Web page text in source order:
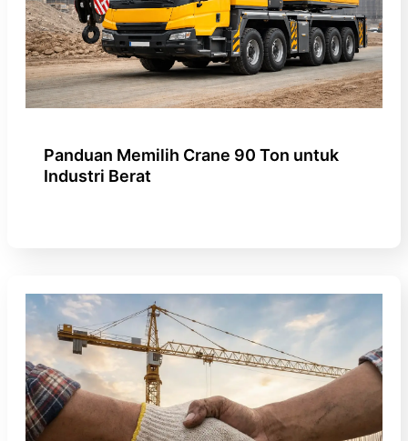
Panduan Memilih Crane 90 Ton untuk
Industri Berat